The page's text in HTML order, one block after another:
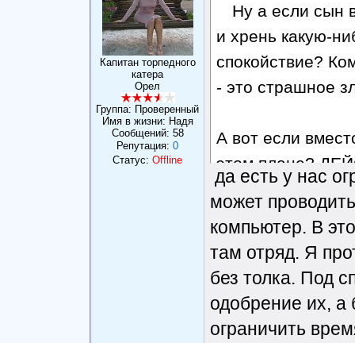
Капитан торпедного
катера
Орел
Группа: Проверенный
Имя в жизни: Надя
Сообщений: 58
Репутация: 0
Статус: Offline
Ну а если сын
и хрень какую-
спокойствие?
- это страшное
А вот если
этом плане?
да есть у нас
может
компьютер. В
там отряд. Я
без толка. Под
одобрение их, а
ограничить